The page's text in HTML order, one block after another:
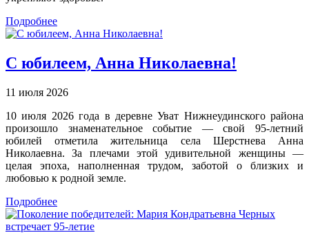
Подробнее
С юбилеем, Анна Николаевна!
11 июля 2026
10 июля 2026 года в деревне Уват Нижнеудинского района
произошло знаменательное событие — свой 95-летний
юбилей отметила жительница села Шерстнева Анна
Николаевна. За плечами этой удивительной женщины —
целая эпоха, наполненная трудом, заботой о близких и
любовью к родной земле.
Подробнее